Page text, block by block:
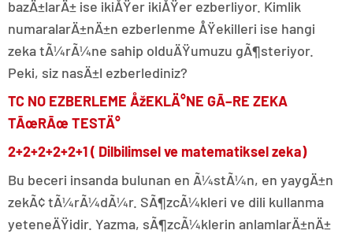
bazÄ±larÄ± ise ikiÅŸer ikiÅŸer ezberliyor. Kimlik
numaralarÄ±nÄ±n ezberlenme ÅŸekilleri ise hangi
zeka tÃ¼rÃ¼ne sahip olduÄŸumuzu gÃ¶steriyor.
Peki, siz nasÄ±l ezberlediniz?
TC NO EZBERLEME ÅžEKLÄ°NE GÃ–RE ZEKA
TÃœRÃœ TESTÄ°
2+2+2+2+2+1 ( Dilbilimsel ve matematiksel zeka)
Bu beceri insanda bulunan en Ã¼stÃ¼n, en yaygÄ±n
zekÃ¢ tÃ¼rÃ¼dÃ¼r. SÃ¶zcÃ¼kleri ve dili kullanma
yeteneÄŸidir. Yazma, sÃ¶zcÃ¼klerin anlamlarÄ±nÄ±